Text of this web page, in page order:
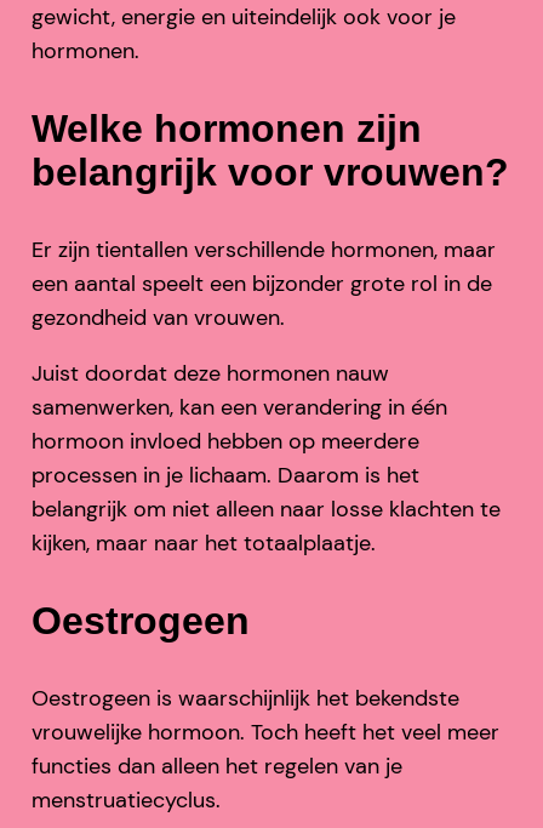
gewicht, energie en uiteindelijk ook voor je
hormonen.
Welke hormonen zijn
belangrijk voor vrouwen?
Er zijn tientallen verschillende hormonen, maar
een aantal speelt een bijzonder grote rol in de
gezondheid van vrouwen.
Juist doordat deze hormonen nauw
samenwerken, kan een verandering in één
hormoon invloed hebben op meerdere
processen in je lichaam. Daarom is het
belangrijk om niet alleen naar losse klachten te
kijken, maar naar het totaalplaatje.
Oestrogeen
Oestrogeen is waarschijnlijk het bekendste
vrouwelijke hormoon. Toch heeft het veel meer
functies dan alleen het regelen van je
menstruatiecyclus.